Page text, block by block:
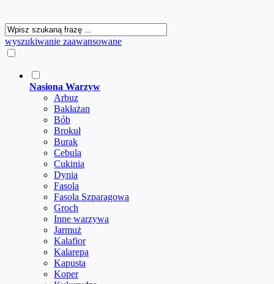
wyszukiwanie zaawansowane
Nasiona Warzyw
Arbuz
Bakłażan
Bób
Brokuł
Burak
Cebula
Cukinia
Dynia
Fasola
Fasola Szparagowa
Groch
Inne warzywa
Jarmuż
Kalafior
Kalarepa
Kapusta
Koper